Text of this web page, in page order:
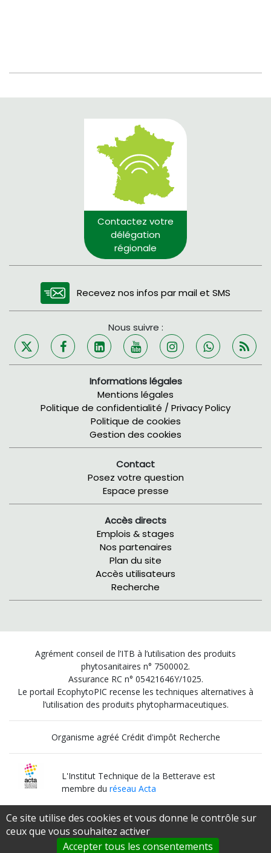
Contactez votre
délégation
régionale
Recevez nos infos par mail et SMS
Nous suivre :
Informations légales
Mentions légales
Politique de confidentialité / Privacy Policy
Politique de cookies
Gestion des cookies
Contact
Posez votre question
Espace presse
Accès directs
Emplois & stages
Nos partenaires
Plan du site
Accès utilisateurs
Recherche
Agrément conseil de l’ITB à l’utilisation des produits
phytosanitaires n° 7500002.
Assurance RC n° 05421646Y/1025.
Le portail EcophytoPIC recense les techniques alternatives à
l’utilisation des produits phytopharmaceutiques.
Organisme agréé Crédit d'impôt Recherche
L'Institut Technique de la Betterave est
membre duréseau Acta
Institut Technique Agricole Qualifié
par leMinistère de l’Agriculture et de l’Alimentation
Ce site utilise des cookies et vous donne le contrôle sur
ceux que vous souhaitez activer
Accepter tous les consentements